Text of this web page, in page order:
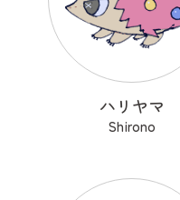
ハリヤマ
Shirono